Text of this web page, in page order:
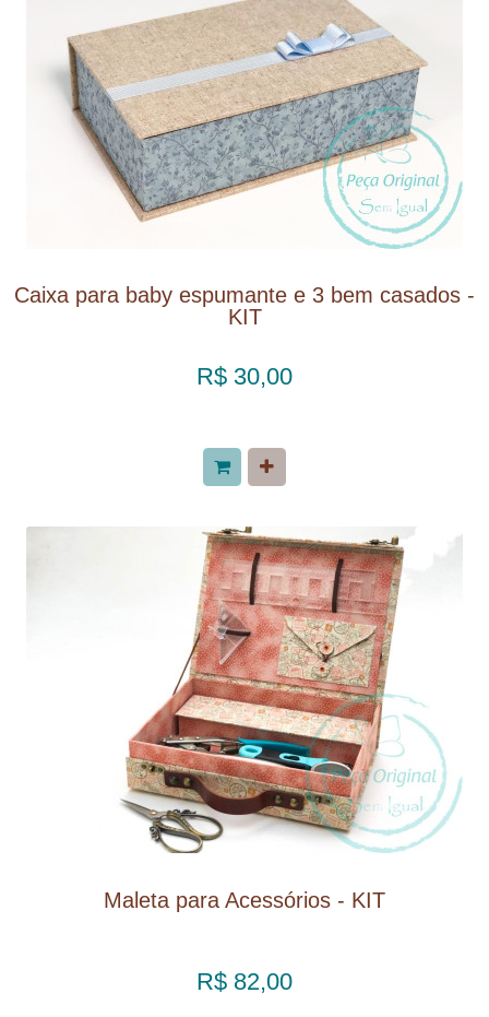
Caixa para baby espumante e 3 bem casados -
KIT
R$ 30,00
Maleta para Acessórios - KIT
R$ 82,00